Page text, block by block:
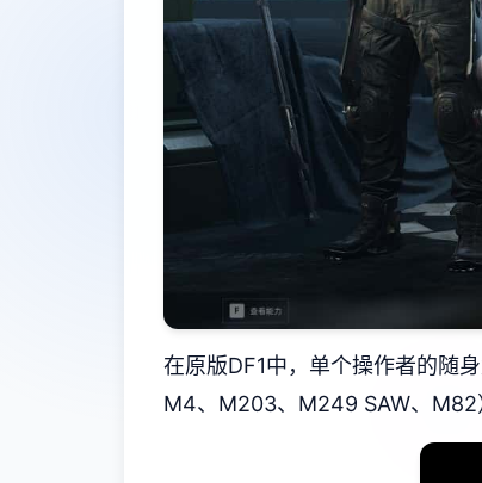
在原版DF1中，单个操作者的随
M4、M203、M249 SAW、M82